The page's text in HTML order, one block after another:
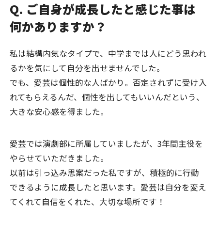
Q. ご自身が成長したと感じた事は
何かありますか？
私は結構内気なタイプで、中学までは人にどう思われ
るかを気にして自分を出せませんでした。
でも、愛芸は個性的な人ばかり。否定されずに受け入
れてもらえるんだ、個性を出してもいいんだという、
大きな安心感を得ました。
愛芸では演劇部に所属していましたが、3年間主役を
やらせていただきました。
以前は引っ込み思案だった私ですが、積極的に行動
できるように成長したと思います。愛芸は自分を変え
てくれて自信をくれた、大切な場所です！